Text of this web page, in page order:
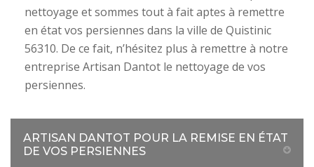
nettoyage et sommes tout à fait aptes à remettre
en état vos persiennes dans la ville de Quistinic
56310. De ce fait, n’hésitez plus à remettre à notre
entreprise Artisan Dantot le nettoyage de vos
persiennes.
ARTISAN DANTOT POUR LA REMISE EN ÉTAT
DE VOS PERSIENNES